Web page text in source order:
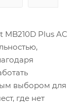
Plus AC
выбором для
где нет